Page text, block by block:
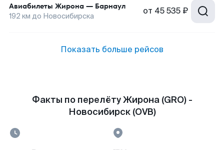
Авиабилеты Жирона — Барнаул
192 км до Новосибирска от 45 535 ₽
Показать больше рейсов
Факты по перелёту Жирона (GRO) -
Новосибирск (OVB)